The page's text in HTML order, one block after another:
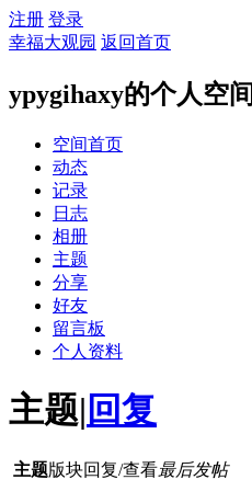
注册 登录
幸福大观园 返回首页
ypygihaxy的个人空间
空间首页
动态
记录
日志
相册
主题
分享
好友
留言板
个人资料
主题| 回复
主题版块回复/查看最后发帖